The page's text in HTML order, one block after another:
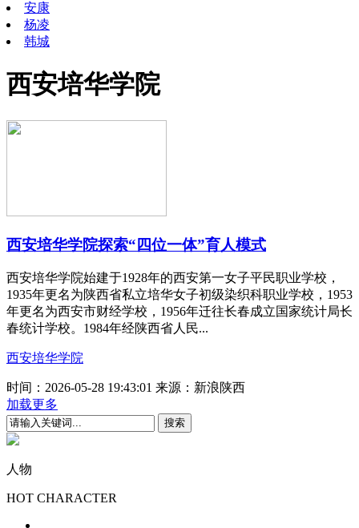
安康
杨凌
韩城
西安培华学院
西安培华学院探索“四位一体”育人模式
西安培华学院始建于1928年的西安第一女子平民职业学校，
1935年更名为陕西省私立培华女子初级染织科职业学校，1953
年更名为西安市财经学校，1956年迁往长春成立国家统计局长
春统计学校。1984年经陕西省人民...
西安培华学院
时间：2026-05-28 19:43:01 来源：新浪陕西
加载更多
人物
HOT CHARACTER